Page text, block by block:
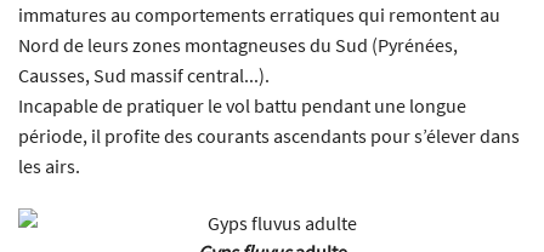
immatures au comportements erratiques qui remontent au
Nord de leurs zones montagneuses du Sud (Pyrénées,
Causses, Sud massif central...).
Incapable de pratiquer le vol battu pendant une longue
période, il profite des courants ascendants pour s’élever dans
les airs.